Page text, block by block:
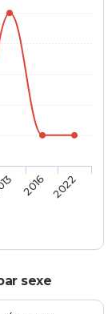
2016 2022
sexe